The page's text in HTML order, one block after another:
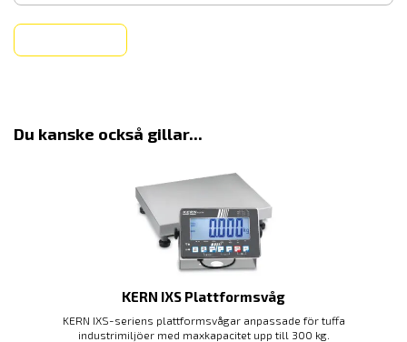
Du kanske också gillar...
KERN IXS Plattformsvåg
KERN IXS-seriens plattformsvågar anpassade för tuffa
industrimiljöer med maxkapacitet upp till 300 kg.